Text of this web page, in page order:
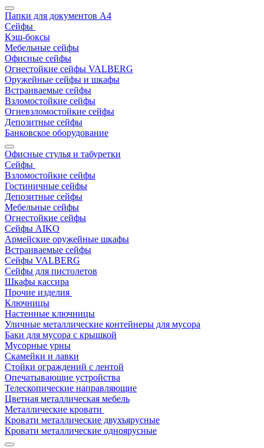
Папки для документов A4
Сейфы
Кэш-боксы
Мебельные сейфы
Офисные сейфы
Огнестойкие сейфы VALBERG
Оружейные сейфы и шкафы
Встраиваемые сейфы
Взломостойкие сейфы
Огневзломостойкие сейфы
Депозитные сейфы
Банковское оборудование
Офисные стулья и табуретки
Сейфы
Взломостойкие сейфы
Гостиничные сейфы
Депозитные сейфы
Мебельные сейфы
Огнестойкие сейфы
Сейфы AIKO
Армейские оружейные шкафы
Встраиваемые сейфы
Сейфы VALBERG
Сейфы для пистолетов
Шкафы кассира
Прочие изделия
Ключницы
Настенные ключницы
Уличные металлические контейнеры для мусора
Баки для мусора с крышкой
Мусорные урны
Скамейки и лавки
Стойки ограждений с лентой
Опечатывающие устройства
Телескопические направляющие
Цветная металлическая мебель
Металлические кровати
Кровати металлические двухъярусные
Кровати металлические одноярусные